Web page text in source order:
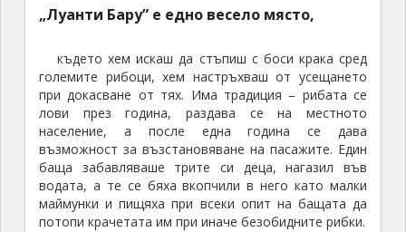
„Луанти Бару” е едно весело място,
където хем искаш да стъпиш с боси крака сред
големите рибоци, хем настръхваш от усещането
при докасване от тях. Има традиция – рибата се
лови през година, раздава се на местното
население, а после една година се дава
възможност за възстановяване на пасажите. Един
баща забавляваше трите си деца, нагазил във
водата, а те се бяха вкопчили в него като малки
маймунки и пищяха при всеки опит на бащата да
потопи крачетата им при иначе безобидните рибки.